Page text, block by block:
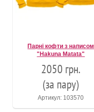
Парні кофти з написом
"Hakuna Matata"
2050 грн.
(за пару)
Артикул: 103570